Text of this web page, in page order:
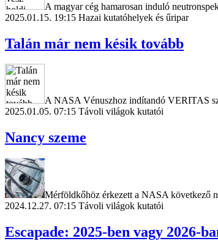
A magyar cég hamarosan induló
2025.01.15. 19:15 Hazai kutatóhelyek és űripar
Talán már nem késik tovább
A NASA Vénuszhoz indítandó VERITAS
2025.01.05. 07:15 Távoli világok kutatói
Nancy szeme
Mérföldkőhöz érkezett a NASA következő
2024.12.27. 07:15 Távoli világok kutatói
Escapade: 2025-ben vagy 2026-